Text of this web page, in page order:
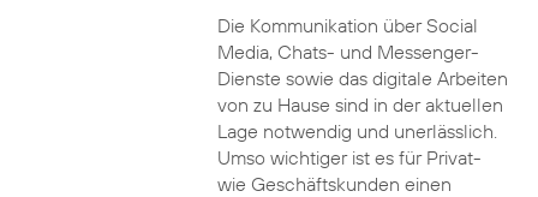
Die Kommunikation über Social
Media, Chats- und Messenger-
Dienste sowie das digitale Arbeiten
von zu Hause sind in der aktuellen
Lage notwendig und unerlässlich.
Umso wichtiger ist es für Privat-
wie Geschäftskunden einen